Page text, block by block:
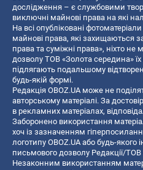
дослідження – є службовими
виключні майнові права на які
На всі опубліковані
майнові права, які захищаються
права та суміжні права», ніхто
дозволу ТОВ «Золота середина»
підлягають подальшому
будь-якій формі.
Редакція OBOZ.UA може не
авторському матеріалі. За
в рекламних матеріалах,
Заборонено використання
хоч із зазначенням
логотипу OBOZ.UA або будь-якого
письмового дозволу Редакції/
Незаконним використанням